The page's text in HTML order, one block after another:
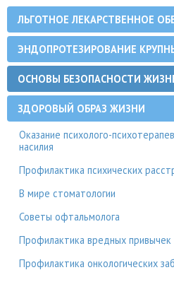
ЛЬГОТНОЕ ЛЕКАРСТВЕННОЕ
ЭНДОПРОТЕЗИРОВАНИЕ
ОСНОВЫ БЕЗОПАСНОСТИ
ЗДОРОВЫЙ ОБРАЗ ЖИЗНИ
Оказание психолого-
насилия
Профилактика психических
В мире стоматологии
Советы офтальмолога
Профилактика вредных привычек
Профилактика онкологических